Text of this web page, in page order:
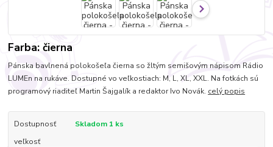
Farba: čierna
Pánska bavlnená polokošeľa čierna so žltým semišovým nápisom Rádio
LUMEn na rukáve. Dostupné vo veľkostiach: M, L, XL, XXL. Na fotkách sú
programový riaditeľ Martin Šajgalík a redaktor Ivo Novák. celý popis
Dostupnosť
Skladom 1 ks
veľkosť